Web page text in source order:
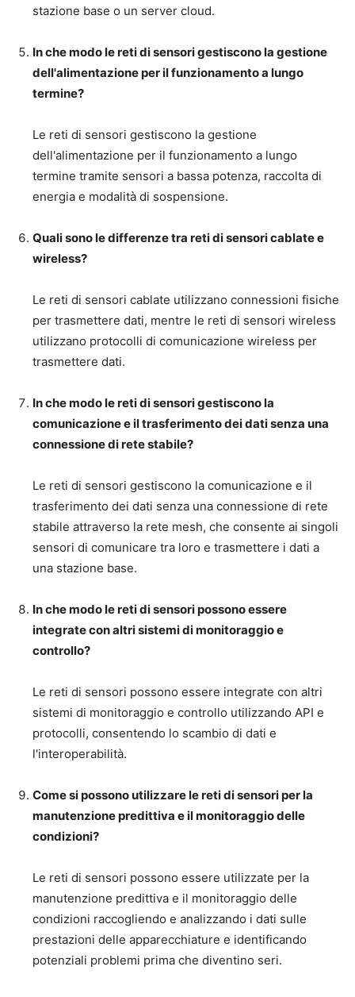
stazione base o un server cloud.
In che modo le reti di sensori gestiscono la gestione
dell'alimentazione per il funzionamento a lungo
termine?
Le reti di sensori gestiscono la gestione
dell'alimentazione per il funzionamento a lungo
termine tramite sensori a bassa potenza, raccolta di
energia e modalità di sospensione.
Quali sono le differenze tra reti di sensori cablate e
wireless?
Le reti di sensori cablate utilizzano connessioni fisiche
per trasmettere dati, mentre le reti di sensori wireless
utilizzano protocolli di comunicazione wireless per
trasmettere dati.
In che modo le reti di sensori gestiscono la
comunicazione e il trasferimento dei dati senza una
connessione di rete stabile?
Le reti di sensori gestiscono la comunicazione e il
trasferimento dei dati senza una connessione di rete
stabile attraverso la rete mesh, che consente ai singoli
sensori di comunicare tra loro e trasmettere i dati a
una stazione base.
In che modo le reti di sensori possono essere
integrate con altri sistemi di monitoraggio e
controllo?
Le reti di sensori possono essere integrate con altri
sistemi di monitoraggio e controllo utilizzando API e
protocolli, consentendo lo scambio di dati e
l'interoperabilità.
Come si possono utilizzare le reti di sensori per la
manutenzione predittiva e il monitoraggio delle
condizioni?
Le reti di sensori possono essere utilizzate per la
manutenzione predittiva e il monitoraggio delle
condizioni raccogliendo e analizzando i dati sulle
prestazioni delle apparecchiature e identificando
potenziali problemi prima che diventino seri.